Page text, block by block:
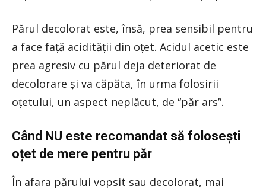
Părul decolorat este, însă, prea sensibil pentru
a face față acidității din oțet. Acidul acetic este
prea agresiv cu părul deja deteriorat de
decolorare și va căpăta, în urma folosirii
oțetului, un aspect neplăcut, de “păr ars”.
Când NU este recomandat să folosești
oțet de mere pentru păr
În afara părului vopsit sau decolorat, mai